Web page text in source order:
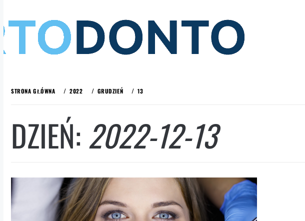
STRONA GŁÓWNA 2022 GRUDZIEŃ 13
DZIEŃ: 2022-12-13